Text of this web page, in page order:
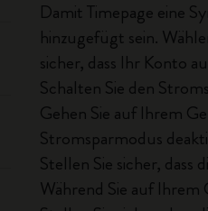
Damit Timepage eine
hinzugefügt sein.
sicher, dass Ihr Konto
Schalten Sie den
Gehen Sie auf Ihrem
Stromsparmodus
Stellen Sie sicher,
Während Sie auf